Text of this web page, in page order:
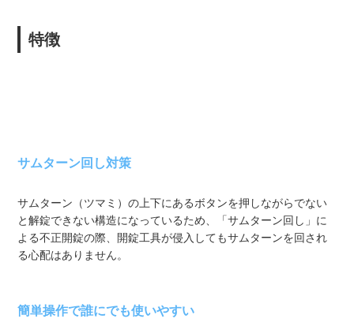
特徴
サムターン回し対策
サムターン（ツマミ）の上下にあるボタンを押しながらでない
と解錠できない構造になっているため、「サムターン回し」に
よる不正開錠の際、開錠工具が侵入してもサムターンを回され
る心配はありません。
簡単操作で誰にでも使いやすい